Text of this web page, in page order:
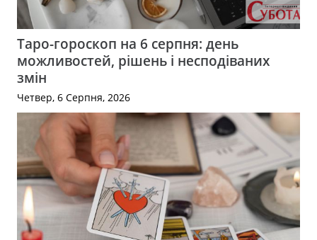
Таро-гороскоп на 6 серпня: день
можливостей, рішень і несподіваних
змін
Четвер, 6 Серпня, 2026